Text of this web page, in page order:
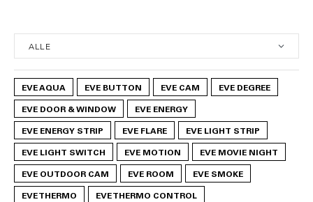
EVE AQUA EVE BUTTON EVE CAM
EVE DEGREE
EVE DOOR & WINDOW
EVE ENERGY
EVE ENERGY STRIP
EVE FLARE
EVE LIGHT STRIP
EVE LIGHT SWITCH
EVE MOTION
EVE MOVIE NIGHT
EVE OUTDOOR CAM
EVE ROOM
EVE SMOKE
EVE THERMO
EVE THERMO CONTROL